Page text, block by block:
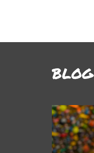
BLOG